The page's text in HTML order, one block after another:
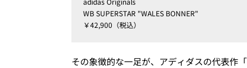
WB SUPERSTAR "WALES BONNER"
￥42,900（税込）
その象徴的な一足が、アディダスの代表作